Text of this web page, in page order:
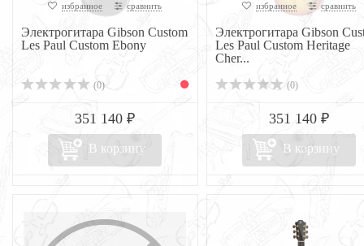
избранное сравнить
Электрогитара Gibson Custom
Les Paul Custom Ebony
(0)
351 140 ₽
В корзину
избранное сравнить
Электрогитара Gibson
Les Paul Custom Heritage
Cher...
(0)
351 140 ₽
В корзину